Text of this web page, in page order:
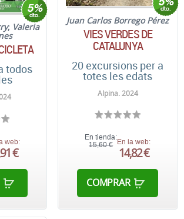
; Valeria
todos
web:
€
Juan Carlos Borrego Pérez
VIES VERDES DE
CATALUNYA
20 excursions per a
totes les edats
Alpina. 2024
En tienda:
15,60 €
En la web:
14,82 €
COMPRAR